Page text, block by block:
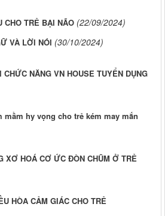
CHO TRẺ BẠI NÃO (22/09/2024)
VÀ LỜI NÓI (30/10/2024)
CHỨC NĂNG VN HOUSE TUYỂN DỤNG
hy vọng cho trẻ kém may mắn
XƠ HOÁ CƠ ỨC ĐÒN CHŨM Ở TRẺ
HÒA CẢM GIÁC CHO TRẺ